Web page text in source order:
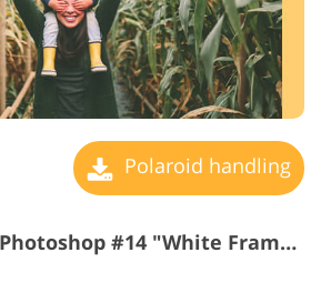
Polaroid handling
Polaroid Action Photoshop #14 "White Frame 100 px"